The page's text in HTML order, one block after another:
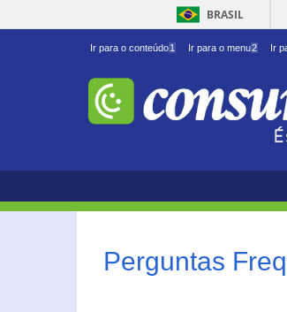
BRASIL
Ir para o conteúdo1 Ir para o menu2 Ir
Perguntas